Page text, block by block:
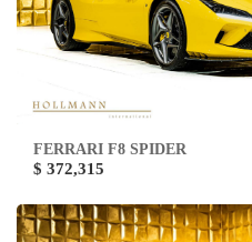
FERRARI F8 SPIDER
$ 372,315